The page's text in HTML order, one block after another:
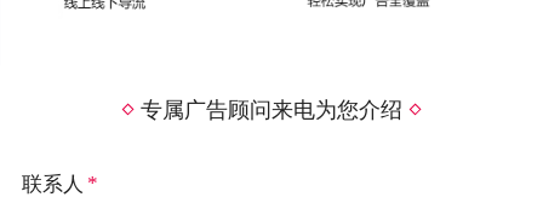
专属广告顾问来电为您介绍
联系人 *